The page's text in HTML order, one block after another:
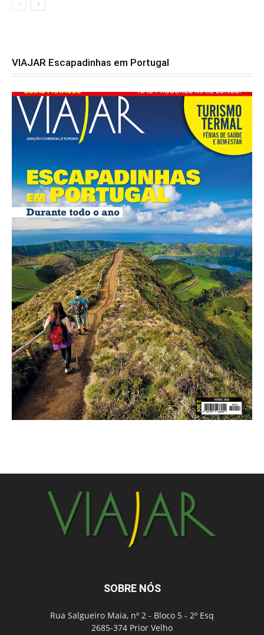
VIAJAR Escapadinhas em Portugal
SOBRE NÓS
Rua Salgueiro Maia, nº 2 - Bloco 5 - 2º Esq
2685-374 Prior Velho